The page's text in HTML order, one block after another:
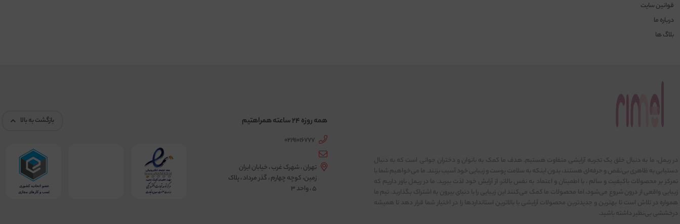
قوانین سایت
درباره ما
بلاگ ها
در ریمل، ما به دنبال خلق یک تجربه آرایشی متفاوت هستیم. هدف ما کمک به بانوان و دختران جوانی است که به دنبال
دستیابی به ظاهری بی‌نقص و حرفه‌ای هستند، بدون اینکه به سلامت پوست و زیبایی خود آسیب بزنند. ما می‌خواهیم شما با
تمرکز بر محصولات باکیفیت و سالم ، با اطمینان و اعتماد به نفس بالاتر، از آرایش خود لذت ببرید. ما در ریمل باور داریم که
زیبایی واقعی از درون شروع می‌شود، اما محصولات ما کمک می‌کنند این زیبایی را با دنیای بیرون به اشتراک بگذارید. تیم ما
همواره در تلاش است تا بهترین و جدیدترین محصولات آرایشی با بالاترین استانداردها را در اختیار شما قرار دهد تا همیشه
درخششی بی‌نظیر داشته باشید.
همه روزه 24 ساعته همراهتیم
02191016777
تهران ، شهرک غرب ، خیابان ایران
زمین، کوچه چهارم ، گذر مرداد ، پلاک
5 ، واحد 3
بازگشت به بالا